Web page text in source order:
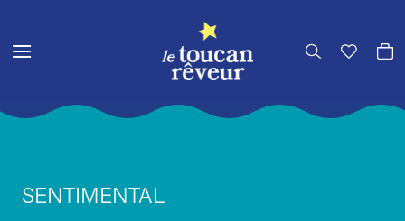
contenu
SENTIMENTAL